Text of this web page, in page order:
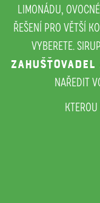
LIMONÁDU,
ŘEŠENÍ PRO VĚTŠÍ
VYBERETE.
NAŘEDIT